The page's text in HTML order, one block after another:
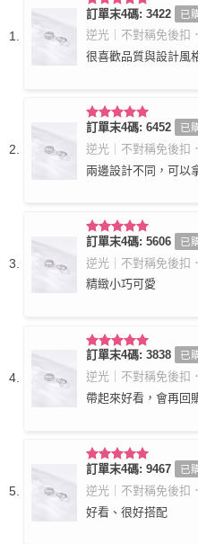
評分5滿
分 5
訂單末4碼: 3422 已
逆光｜不對稱免後扣
很喜歡品質與設計風
評分5滿
分 5
訂單末4碼: 6452 已
逆光｜不對稱免後扣
兩邊設計不同，可以
評分5滿
分 5
訂單末4碼: 5606 已
逆光｜不對稱免後扣
精緻小巧可愛
評分5滿
分 5
訂單末4碼: 3838 已
逆光｜不對稱免後扣
帶起來好看，會再回
評分5滿
分 5
訂單末4碼: 9467 已
逆光｜不對稱免後扣
好看、很好搭配